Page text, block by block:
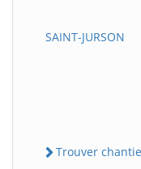
SAINT-JURSON
Trouver